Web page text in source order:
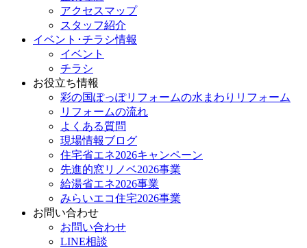
アクセスマップ
スタッフ紹介
イベント･チラシ情報
イベント
チラシ
お役立ち情報
彩の国ぽっぽリフォームの水まわりリフォーム
リフォームの流れ
よくある質問
現場情報ブログ
住宅省エネ2026キャンペーン
先進的窓リノベ2026事業
給湯省エネ2026事業
みらいエコ住宅2026事業
お問い合わせ
お問い合わせ
LINE相談